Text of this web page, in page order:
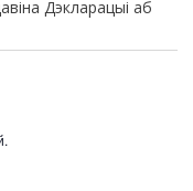
Дэкларацыі аб